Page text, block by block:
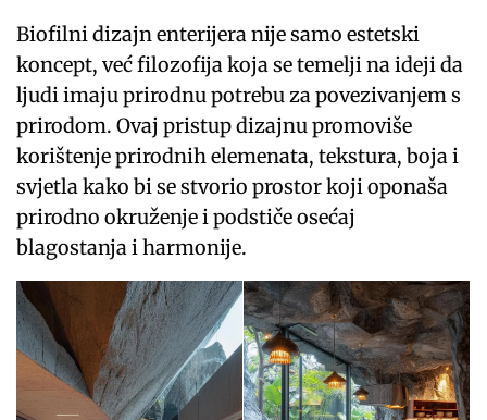
Biofilni dizajn enterijera nije samo estetski
koncept, već filozofija koja se temelji na ideji da
ljudi imaju prirodnu potrebu za povezivanjem s
prirodom. Ovaj pristup dizajnu promoviše
korištenje prirodnih elemenata, tekstura, boja i
svjetla kako bi se stvorio prostor koji oponaša
prirodno okruženje i podstiče osećaj
blagostanja i harmonije.